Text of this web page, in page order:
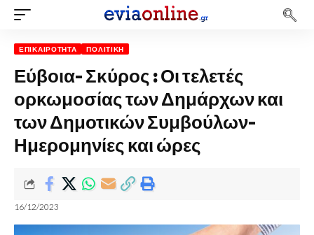
ΕΠΙΚΑΙΡΌΤΗΤΑ ΠΟΛΙΤΙΚΉ
Εύβοια- Σκύρος : Οι τελετές
ορκωμοσίας των Δημάρχων και
των Δημοτικών Συμβούλων-
Ημερομηνίες και ώρες
16/12/2023